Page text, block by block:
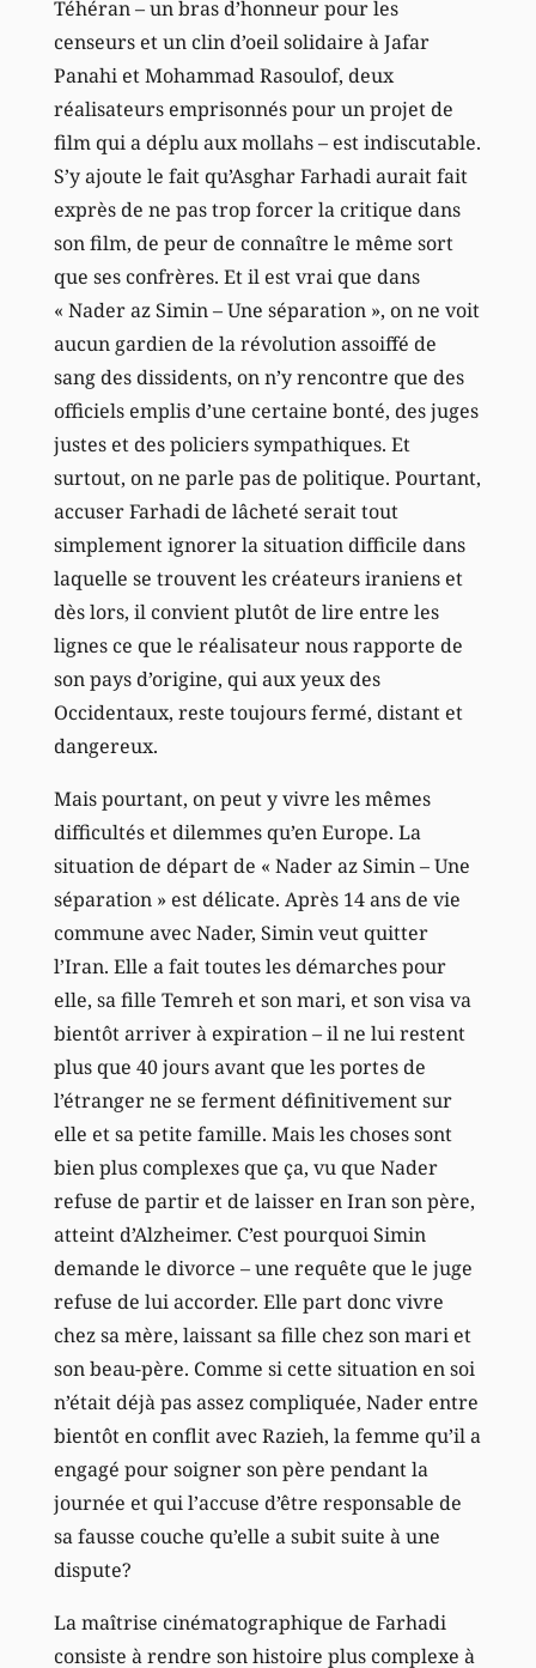
Téhéran – un bras d’honneur pour les
censeurs et un clin d’oeil solidaire à Jafar
Panahi et Mohammad Rasoulof, deux
réalisateurs emprisonnés pour un projet de
film qui a déplu aux mollahs – est indiscutable.
S’y ajoute le fait qu’Asghar Farhadi aurait fait
exprès de ne pas trop forcer la critique dans
son film, de peur de connaître le même sort
que ses confrères. Et il est vrai que dans
« Nader az Simin – Une séparation », on ne voit
aucun gardien de la révolution assoiffé de
sang des dissidents, on n’y rencontre que des
officiels emplis d’une certaine bonté, des juges
justes et des policiers sympathiques. Et
surtout, on ne parle pas de politique. Pourtant,
accuser Farhadi de lâcheté serait tout
simplement ignorer la situation difficile dans
laquelle se trouvent les créateurs iraniens et
dès lors, il convient plutôt de lire entre les
lignes ce que le réalisateur nous rapporte de
son pays d’origine, qui aux yeux des
Occidentaux, reste toujours fermé, distant et
dangereux.
Mais pourtant, on peut y vivre les mêmes
difficultés et dilemmes qu’en Europe. La
situation de départ de « Nader az Simin – Une
séparation » est délicate. Après 14 ans de vie
commune avec Nader, Simin veut quitter
l’Iran. Elle a fait toutes les démarches pour
elle, sa fille Temreh et son mari, et son visa va
bientôt arriver à expiration – il ne lui restent
plus que 40 jours avant que les portes de
l’étranger ne se ferment définitivement sur
elle et sa petite famille. Mais les choses sont
bien plus complexes que ça, vu que Nader
refuse de partir et de laisser en Iran son père,
atteint d’Alzheimer. C’est pourquoi Simin
demande le divorce – une requête que le juge
refuse de lui accorder. Elle part donc vivre
chez sa mère, laissant sa fille chez son mari et
son beau-père. Comme si cette situation en soi
n’était déjà pas assez compliquée, Nader entre
bientôt en conflit avec Razieh, la femme qu’il a
engagé pour soigner son père pendant la
journée et qui l’accuse d’être responsable de
sa fausse couche qu’elle a subit suite à une
dispute?
La maîtrise cinématographique de Farhadi
consiste à rendre son histoire plus complexe à